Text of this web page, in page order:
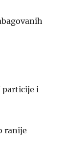
particije i
ranije